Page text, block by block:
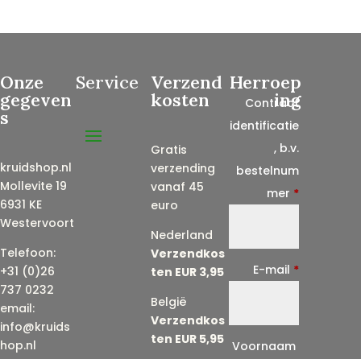
Onze
gegeven
s
kruidshop.nl
Mollevite 19
6931 KE
Westervoort
Telefoon:
+31 (0)26
737 0232
email:
info@kruids
hop.nl
Service Verzend
kosten
Gratis
verzending
vanaf 45
euro
Nederland
Verzendkos
ten EUR 3,95
België
Verzendkos
ten EUR 5,95
Herroep
ing
Contract
identificatie
, b.v.
bestelnum
mer *
E-mail *
Voornaam